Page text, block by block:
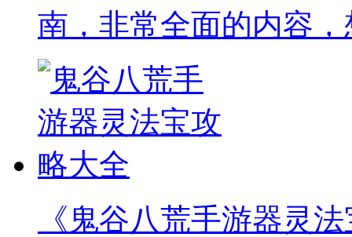
南，非常全面的内容
《鬼谷八荒手游器灵